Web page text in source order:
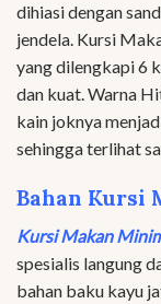
dihiasi dengan
jendela. Kursi
yang dilengkapi 6
dan kuat. Warna
kain joknya
sehingga terlihat
Bahan Kursi
Kursi Makan
spesialis langung
bahan baku kayu